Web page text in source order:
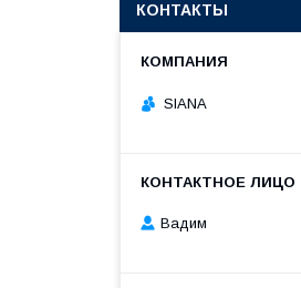
КОНТАКТЫ
SIANA
Вадим